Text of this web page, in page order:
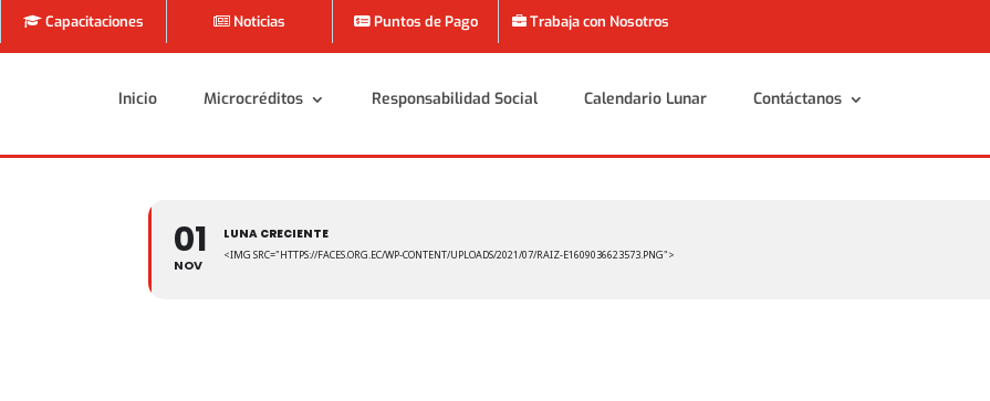
Capacitaciones Noticias Puntos de Pago Trabaja con Nosotros
Inicio Microcréditos Responsabilidad Social Calendario Lunar Contáctanos
Inicio Microcréditos Responsabilidad Social Calendario Lunar Contáctanos
01
NOV
LUNA CRECIENTE
<IMG SRC="HTTPS://FACES.ORG.EC/WP-CONTENT/UPLOADS/2021/07/RAIZ-E1609036623573.PNG">